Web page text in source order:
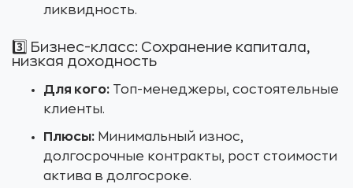
ликвидность.
3️⃣ Бизнес-класс: Сохранение капитала,
низкая доходность
Для кого: Топ-менеджеры, состоятельные
клиенты.
Плюсы: Минимальный износ,
долгосрочные контракты, рост стоимости
актива в долгосроке.